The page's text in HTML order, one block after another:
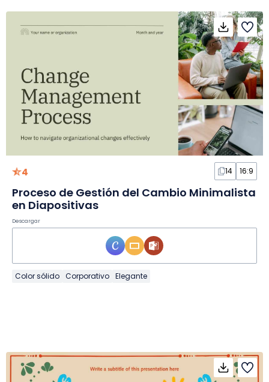
4 14 16:9
Proceso de Gestión del Cambio Minimalista
en Diapositivas
Descargar
Color sólido Corporativo Elegante